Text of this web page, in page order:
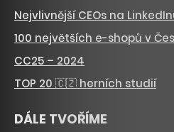
Nejvlivnější CEOs na
100 největších e-shopů v
CC25 – 2024
TOP 20 🇨🇿 herních studií
DÁLE TVOŘÍME